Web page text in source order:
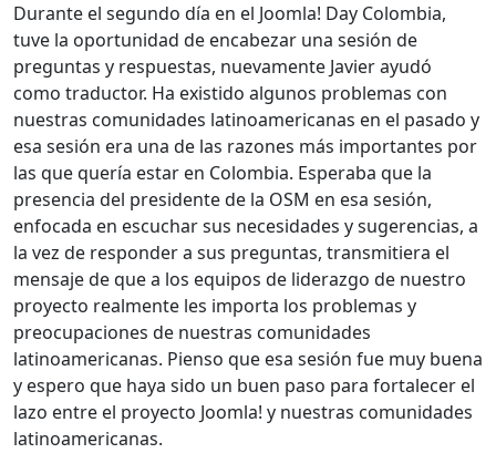
Durante el segundo día en el Joomla! Day Colombia,
tuve la oportunidad de encabezar una sesión de
preguntas y respuestas, nuevamente Javier ayudó
como traductor. Ha existido algunos problemas con
nuestras comunidades latinoamericanas en el pasado y
esa sesión era una de las razones más importantes por
las que quería estar en Colombia. Esperaba que la
presencia del presidente de la OSM en esa sesión,
enfocada en escuchar sus necesidades y sugerencias, a
la vez de responder a sus preguntas, transmitiera el
mensaje de que a los equipos de liderazgo de nuestro
proyecto realmente les importa los problemas y
preocupaciones de nuestras comunidades
latinoamericanas. Pienso que esa sesión fue muy buena
y espero que haya sido un buen paso para fortalecer el
lazo entre el proyecto Joomla! y nuestras comunidades
latinoamericanas.